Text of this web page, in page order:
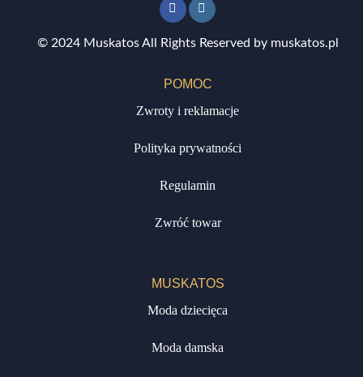
© 2024 Muskatos All Rights Reserved by muskatos.pl
POMOC
Zwroty i reklamacje
Polityka prywatności
Regulamin
Zwróć towar
MUSKATOS
Moda dziecięca
Moda damska